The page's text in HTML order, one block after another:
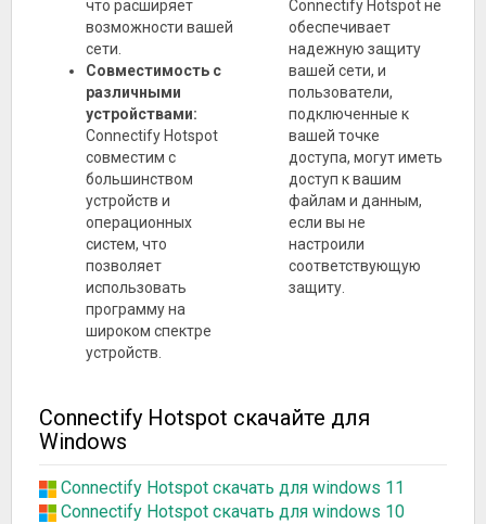
что расширяет
возможности вашей
сети.
Совместимость с
различными
устройствами:
Connectify Hotspot
совместим с
большинством
устройств и
операционных
систем, что
позволяет
использовать
программу на
широком спектре
устройств.
Connectify Hotspot не
обеспечивает
надежную защиту
вашей сети, и
пользователи,
подключенные к
вашей точке
доступа, могут иметь
доступ к вашим
файлам и данным,
если вы не
настроили
соответствующую
защиту.
Connectify Hotspot скачайте для
Windows
Connectify Hotspot скачать для windows 11
Connectify Hotspot скачать для windows 10